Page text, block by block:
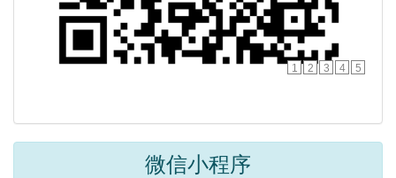
1 2 3 4 5
微信小程序